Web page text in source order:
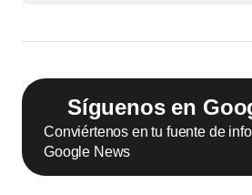
Síguenos en
Conviértenos en tu fuente de
Google News